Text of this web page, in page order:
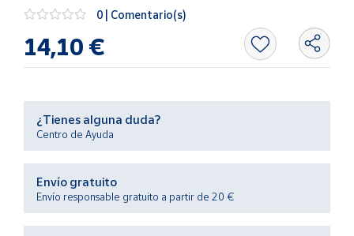
novedades
de Correos
Market
Ayuda
Centro
de ayuda
Contacto
0 | Comentario(s)
14,10 €
¿Tienes alguna duda?
Centro de Ayuda
Envío gratuito
Envío responsable gratuito a partir de 20 €